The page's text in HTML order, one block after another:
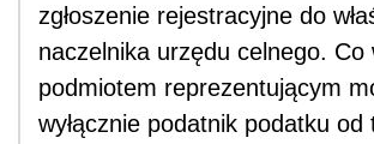
zgłoszenie rejestracyjne do
naczelnika urzędu celnego. Co
podmiotem reprezentującym
wyłącznie podatnik podatku od